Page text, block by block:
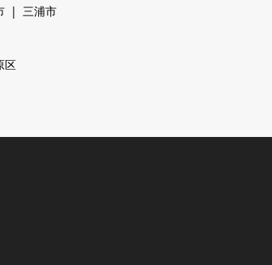
三浦市
区